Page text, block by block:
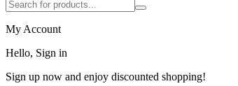
My Account
Hello, Sign in
Sign up now and enjoy discounted shopping!